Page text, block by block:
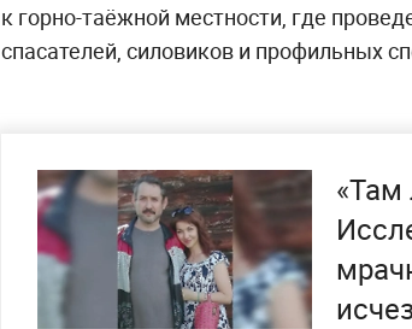
к горно-таёжной местности, где
спасателей, силовиков и профильных
«Там